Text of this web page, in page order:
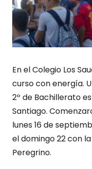
En el Colegio Los
curso con energía.
2º de Bachillerato
Santiago.
lunes 16 de
el domingo 22 con
Peregrino.